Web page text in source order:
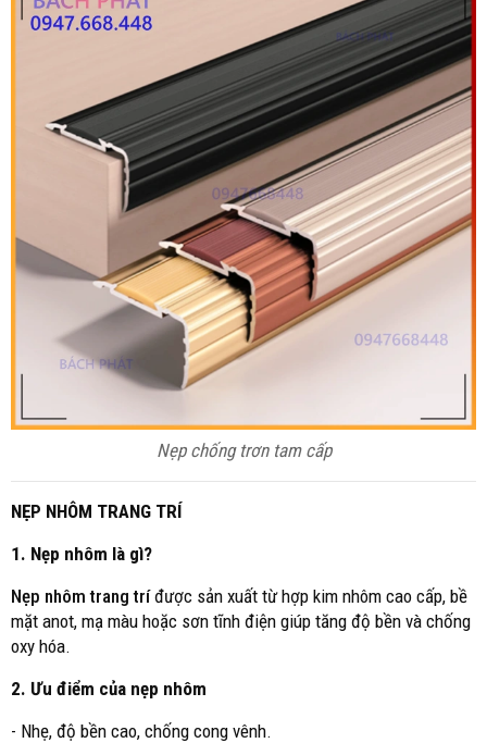
Nẹp chống trơn tam cấp
NẸP NHÔM TRANG TRÍ
1. Nẹp nhôm là gì?
Nẹp nhôm trang tríđược sản xuất từ hợp kim nhôm cao cấp, bề
mặt anot, mạ màu hoặc sơn tĩnh điện giúp tăng độ bền và chống
oxy hóa.
2. Ưu điểm của nẹp nhôm
- Nhẹ, độ bền cao, chống cong vênh.